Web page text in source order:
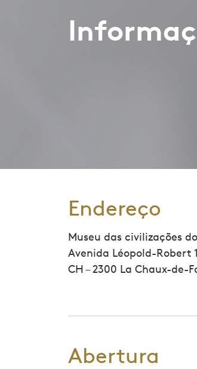
Endereço
Museu das civilizações
Avenida Léopold-Robert
CH – 2300 La Chaux-de-
Abertura